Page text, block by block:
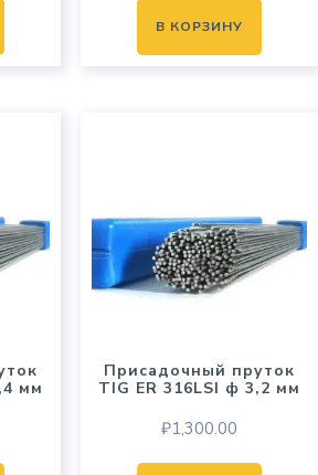
В КОРЗИНУ
мм
Присадочный пруток
TIG ER 316LSI ф 3,2 мм
₽1,300.00